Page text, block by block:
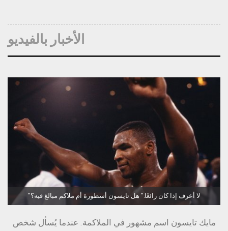
الأخبار بالفيديو
"لا أعرف إذا كان رائعًا." هل تايسون أسطورة أم ملاكم مبالغ فيه؟
مايك تايسون اسم مشهور في الملاكمة. عندما يُسأل شخص